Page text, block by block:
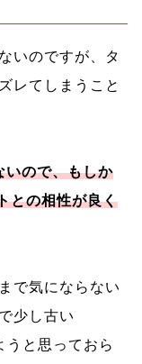
いのですが、タ
レてしまうこと
ので、もしか
との相性が良く
で気にならない
少し古い
と思っておら